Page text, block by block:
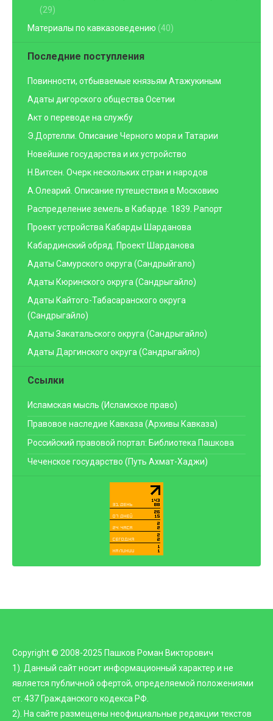
(29)
Материалы по кавказоведению (40)
Последние поступления
Повинности, отбываемые князьям Атажукиным
Адаты дигорского общества Осетии
Акт о переводе на службу
Э.Дортелли. Описание Черного моря и Татарии
Новейшие государства и их устройство
Н.Витсен. Очерк нескольких стран и народов
А.Олеарий. Описание путешествия в Московию
Распределение земель в Кабарде. 1839. Рапорт
Проект устройства Кабарды Шарданова
Кабардинский обряд. Проект Шарданова
Адаты Самурского округа (Сандрыйгало)
Адаты Кюринского округа (Сандрыгайло)
Адаты Кайтого-Табасаранского округа
(Сандрыгайло)
Адаты Закатальского округа (Сандрыгайло)
Адаты Даргинского округа (Сандрыгайло)
Ссылки
Исламская мысль (Исламское право)
Правовое наследие Кавказа (Архивы Кавказа)
Российский правовой портал: Библиотека Пашкова
Чеченское государство (Путь Ахмат-Хаджи)
Copyright © 2008-2025 Пашков Роман Викторович
1). Данный сайт носит информационный характер и не
является публичной офертой, определяемой положениями
ст. 437 Гражданского кодекса РФ.
2). На сайте размещены неофициальные редакции текстов